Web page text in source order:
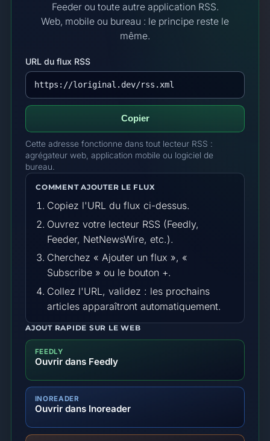
Feeder ou toute autre application RSS.
Web, mobile ou bureau : le principe reste le
même.
URL du flux RSS
Copier
Cette adresse fonctionne dans tout lecteur RSS :
agrégateur web, application mobile ou logiciel de
bureau.
COMMENT AJOUTER LE FLUX
Copiez l'URL du flux ci-dessus.
Ouvrez votre lecteur RSS (Feedly,
Feeder, NetNewsWire, etc.).
Cherchez « Ajouter un flux », «
Subscribe » ou le bouton +.
Collez l'URL, validez : les prochains
articles apparaîtront automatiquement.
AJOUT RAPIDE SUR LE WEB
FEEDLY
Ouvrir dans Feedly
INOREADER
Ouvrir dans Inoreader